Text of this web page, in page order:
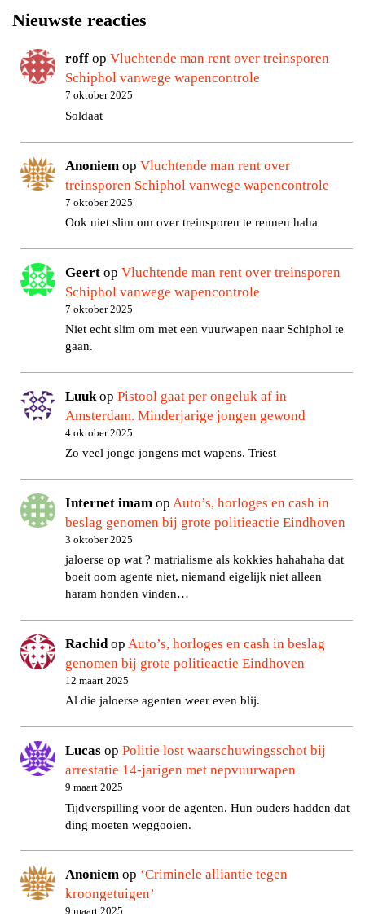
Nieuwste reacties
roff opVluchtende man rent over treinsporen
Schiphol vanwege wapencontrole
7 oktober 2025
Soldaat
Anoniem opVluchtende man rent over
treinsporen Schiphol vanwege wapencontrole
7 oktober 2025
Ook niet slim om over treinsporen te rennen haha
Geert opVluchtende man rent over treinsporen
Schiphol vanwege wapencontrole
7 oktober 2025
Niet echt slim om met een vuurwapen naar Schiphol te
gaan.
LuukopPistool gaat per ongeluk af in
Amsterdam. Minderjarige jongen gewond
4 oktober 2025
Zo veel jonge jongens met wapens. Triest
Internet imam opAuto’s, horloges en cash in
beslag genomen bij grote politieactie Eindhoven
3 oktober 2025
jaloerse op wat ? matrialisme als kokkies hahahaha dat
boeit oom agente niet, niemand eigelijk niet alleen
haram honden vinden…
RachidopAuto’s, horloges en cash in beslag
genomen bij grote politieactie Eindhoven
12 maart 2025
Al die jaloerse agenten weer even blij.
Lucas opPolitie lost waarschuwingsschot bij
arrestatie 14-jarigen met nepvuurwapen
9 maart 2025
Tijdverspilling voor de agenten. Hun ouders hadden dat
ding moeten weggooien.
Anoniem op ‘Criminele alliantie tegen
kroongetuigen’
9 maart 2025